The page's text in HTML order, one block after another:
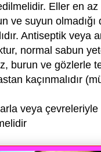
Eller en
ve suyun
Antiseptik veya
normal sabun
burun ve gözlerle
kaçınmalıdır
veya